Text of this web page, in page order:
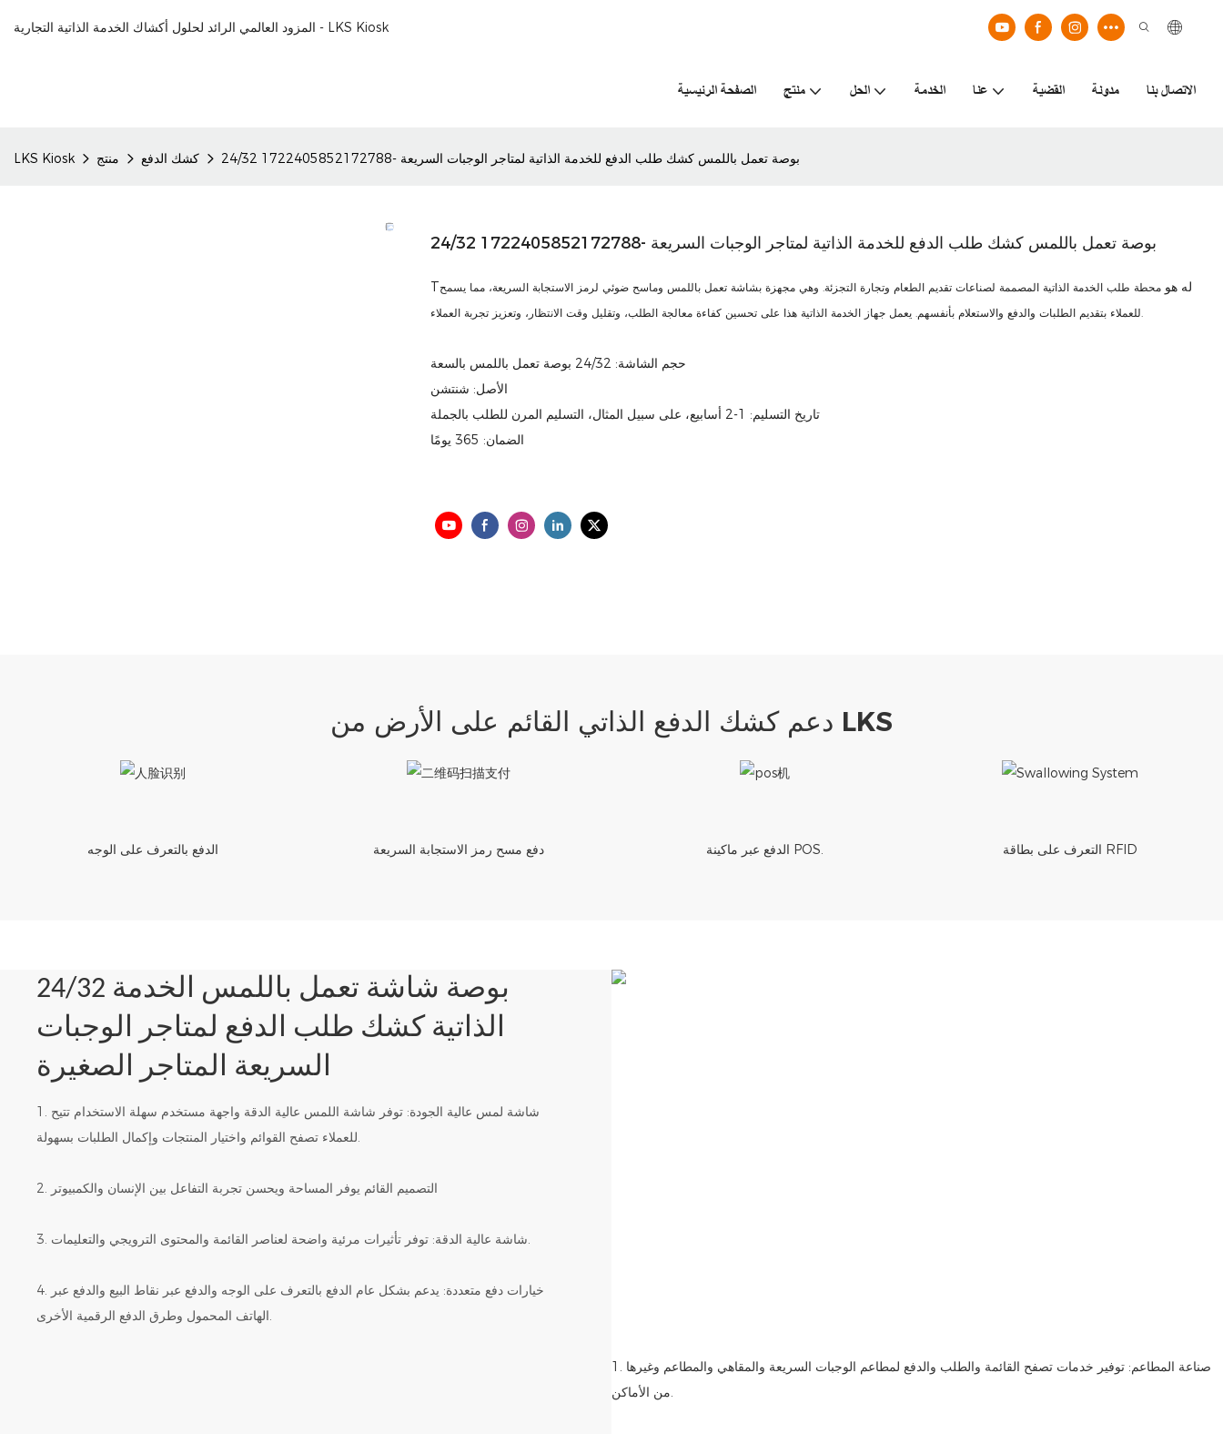
المزود العالمي الرائد لحلول أكشاك الخدمة الذاتية التجارية - LKS Kiosk
الصفحة الرئيسية منتج الحل الخدمة عنا القضية مدونة الاتصال بنا
LKS Kiosk منتج كشك الدفع 24/32 بوصة تعمل باللمس كشك طلب الدفع للخدمة الذاتية لمتاجر الوجبات السريعة -1722405852172788
24/32 بوصة تعمل باللمس كشك طلب الدفع للخدمة الذاتية لمتاجر الوجبات السريعة -1722405852172788
Tله هو محطة طلب الخدمة الذاتية المصممة لصناعات تقديم الطعام وتجارة التجزئة. وهي مجهزة بشاشة تعمل باللمس وماسح ضوئي لرمز الاستجابة السريعة، مما يسمح
للعملاء بتقديم الطلبات والدفع والاستعلام بأنفسهم. يعمل جهاز الخدمة الذاتية هذا على تحسين كفاءة معالجة الطلب، وتقليل وقت الانتظار، وتعزيز تجربة العملاء.
الأصل: شنتشن
تاريخ التسليم: 1-2 أسابيع، على سبيل المثال، التسليم المرن للطلب بالجملة
الضمان: 365 يومًا
دعم كشك الدفع الذاتي القائم على الأرض من LKS
الدفع بالتعرف على الوجه دفع مسح رمز الاستجابة السريعة الدفع عبر ماكينة POS. التعرف على بطاقة RFID
24/32 بوصة شاشة تعمل باللمس الخدمة
الذاتية كشك طلب الدفع لمتاجر الوجبات
السريعة المتاجر الصغيرة
1. شاشة لمس عالية الجودة: توفر شاشة اللمس عالية الدقة واجهة مستخدم سهلة الاستخدام تتيح
للعملاء تصفح القوائم واختيار المنتجات وإكمال الطلبات بسهولة.
2. التصميم القائم يوفر المساحة ويحسن تجربة التفاعل بين الإنسان والكمبيوتر
3. شاشة عالية الدقة: توفر تأثيرات مرئية واضحة لعناصر القائمة والمحتوى الترويجي والتعليمات.
4. خيارات دفع متعددة: يدعم بشكل عام الدفع بالتعرف على الوجه والدفع عبر نقاط البيع والدفع عبر
الهاتف المحمول وطرق الدفع الرقمية الأخرى.
1. صناعة المطاعم: توفير خدمات تصفح القائمة والطلب والدفع لمطاعم الوجبات السريعة والمقاهي والمطاعم وغيرها
من الأماكن.